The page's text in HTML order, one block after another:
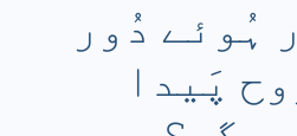
ہُوئے دُور
پَیدا